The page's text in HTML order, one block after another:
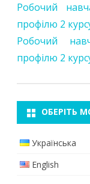
Робочий
профілю 2
Робочий
профілю 2
ОБЕРІТЬ
Українська
English